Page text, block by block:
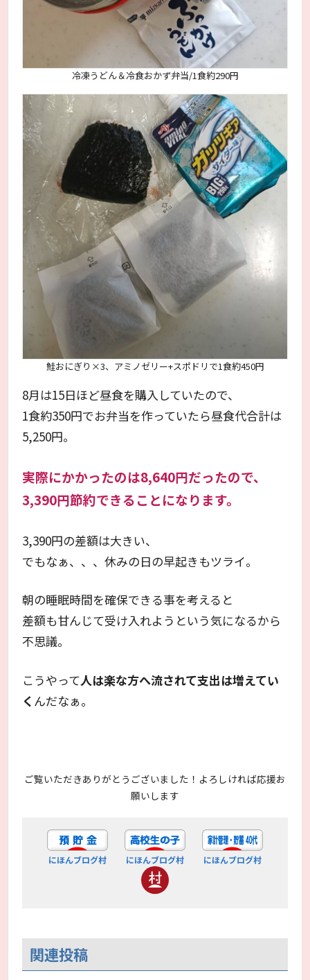
冷凍うどん＆冷食おかず弁当/1食約290円
鮭おにぎり×3、アミノゼリー+スポドリで1食約450円
8月は15日ほど昼食を購入していたので、
1食約350円でお弁当を作っていたら昼食代合計は
5,250円。
実際にかかったのは8,640円だったので、
3,390円節約できることになります。
3,390円の差額は大きい、
でもなぁ、、、休みの日の早起きもツライ。
朝の睡眠時間を確保できる事を考えると
差額も甘んじて受け入れようという気になるから
不思議。
こうやって人は楽な方へ流されて支出は増えてい
く んだなぁ。
ご覧いただきありがとうございました！よろしければ応援お
願いします
にほんブログ村 にほんブログ村 にほんブログ村
関連投稿